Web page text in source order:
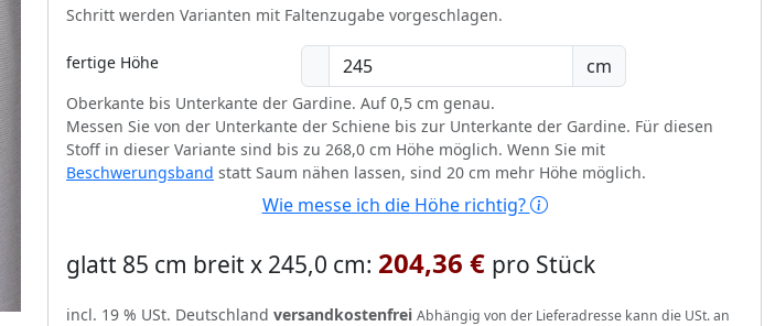
Schritt werden Varianten mit Faltenzugabe vorgeschlagen.
fertige Höhe cm
Oberkante bis Unterkante der Gardine. Auf 0,5 cm genau.
Messen Sie von der Unterkante der Schiene bis zur Unterkante der Gardine. Für diesen
Stoff in dieser Variante sind bis zu 268,0 cm Höhe möglich. Wenn Sie mit
Beschwerungsband statt Saum nähen lassen, sind 20 cm mehr Höhe möglich.
Wie messe ich die Höhe richtig?
glatt 85 cm breit x 245,0 cm: 204,36 € pro Stück
incl. 19 % USt. Deutschland versandkostenfrei Abhängig von der Lieferadresse kann die USt. an